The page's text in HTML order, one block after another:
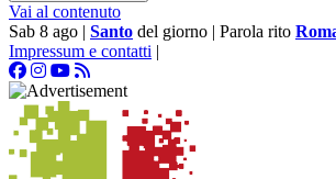
Vai al contenuto
Sab 8 ago | Santo del giorno | Parola rito
Impressum e contatti |